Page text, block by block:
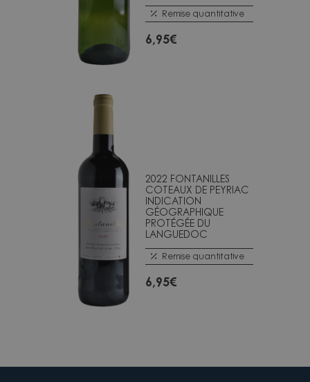
Remise quantitative
6,95€
2022 FONTANILLES
COTEAUX DE PEYRIAC
INDICATION
GÉOGRAPHIQUE
PROTÉGÉE DU
LANGUEDOC
Remise quantitative
6,95€